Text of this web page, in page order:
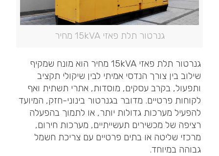
גנרטור תלת פאזי 15kVA מחיר
גנרטור תלת פאזי 15kVA מחיר הוא מונח שמקיף
שילוב בין צורך הנדסי אמיתי לבין שיקולי תקציב
ותפעול, בקרב עסקים, מוסדות, אתרי תשתית ואף
לקוחות פרטיים. מדובר בגנרטור בינוני-חזק, המיועד
להפעיל מערכות גדולות יותר, או לתמוך בהפעלה
רציפה של מכשירים תעשייתיים, מערכות חירום,
מרכזי שליטה או בתים פרטיים עם צריכת חשמל
גבוהה במיוחד.